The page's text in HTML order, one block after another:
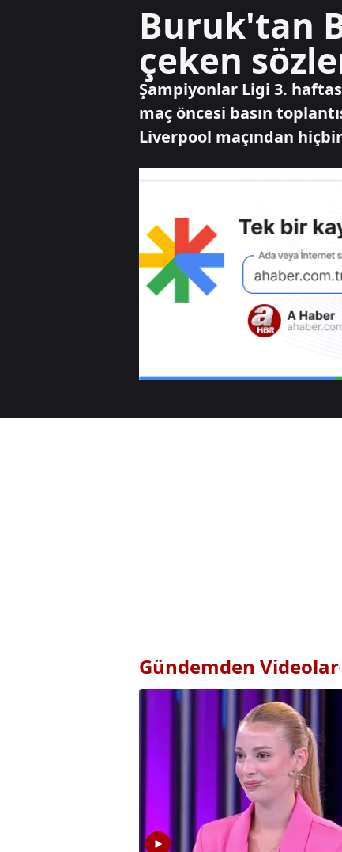
Buruk'tan
çeken
Şampiyonlar Ligi 3.
maç öncesi basın
Liverpool maçından
Gündemden Videolar